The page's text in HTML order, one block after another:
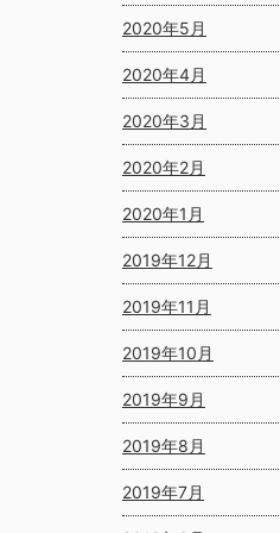
2020年5月
2020年4月
2020年3月
2020年2月
2020年1月
2019年12月
2019年11月
2019年10月
2019年9月
2019年8月
2019年7月